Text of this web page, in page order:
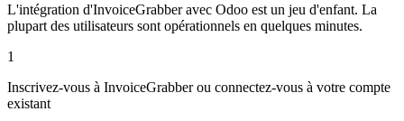
L'intégration d'InvoiceGrabber avec Odoo est un jeu d'enfant. La
plupart des utilisateurs sont opérationnels en quelques minutes.
1
Inscrivez-vous à InvoiceGrabber ou connectez-vous à votre compte
existant